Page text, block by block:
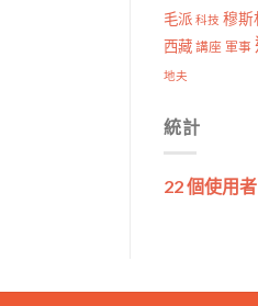
毛派 科技 穆斯
西藏 講座 軍事
地夫
統計
22 個使用者